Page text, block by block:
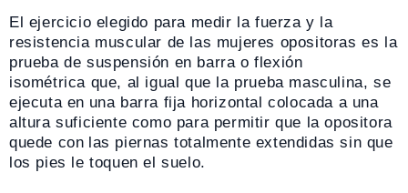
El ejercicio elegido para medir la fuerza y la
resistencia muscular de las mujeres opositoras es la
pruebade suspensión en barra o flexión
isométrica que, al igual que la prueba masculina, se
ejecuta en una barra fija horizontal colocada a una
altura suficiente como para permitir que la opositora
quede con las piernas totalmente extendidas sin que
los pies le toquen el suelo.